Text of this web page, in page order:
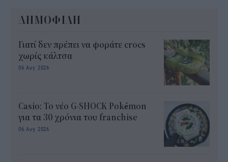
ΔΗΜΟΦΙΛΗ
Γιατί δεν πρέπει να φοράτε crocs
χωρίς κάλτσα
06 Αυγ 2026
Casio: Το νέο G-SHOCK Pokémon
για τα 30 χρόνια του franchise
06 Αυγ 2026